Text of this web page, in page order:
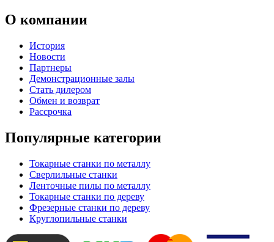
О компании
История
Новости
Партнеры
Демонстрационные залы
Стать дилером
Обмен и возврат
Рассрочка
Популярные категории
Токарные станки по металлу
Сверлильные станки
Ленточные пилы по металлу
Токарные станки по дереву
Фрезерные станки по дереву
Круглопильные станки